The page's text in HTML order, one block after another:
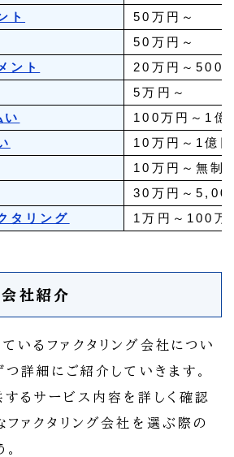
ト
50万円～
50万円～
ント
20万円～
5万円～
100万円～1億
10万円～1億円
10万円～無制
30万円～
タリング
1万円～100万
会社紹介
いるファクタリング会社につい
詳細にご紹介していきます。
るサービス内容を詳しく確認
ファクタリング会社を選ぶ際の